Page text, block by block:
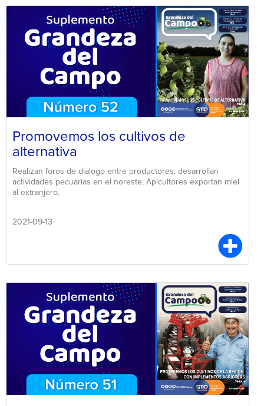
Promovemos los cultivos de
alternativa
Realizan foros de dialogo entre productores, desarrollan
actividades pecuarias en el noreste, Apicultores exportan miel
al extranjero.
2021-09-13